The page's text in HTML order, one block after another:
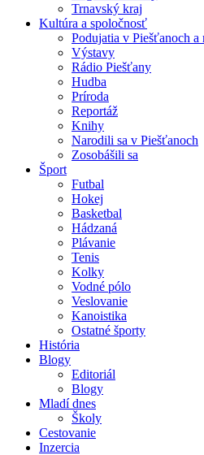
Trnavský kraj
Kultúra a spoločnosť
Podujatia v Piešťanoch a
Výstavy
Rádio Piešťany
Hudba
Príroda
Reportáž
Knihy
Narodili sa v Piešťanoch
Zosobášili sa
Šport
Futbal
Hokej
Basketbal
Hádzaná
Plávanie
Tenis
Kolky
Vodné pólo
Veslovanie
Kanoistika
Ostatné športy
História
Blogy
Editoriál
Blogy
Mladí dnes
Školy
Cestovanie
Inzercia